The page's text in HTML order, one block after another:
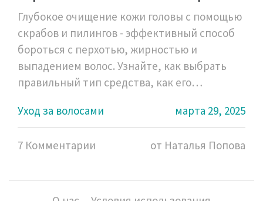
использовать правильно
Глубокое очищение кожи головы с помощью
скрабов и пилингов - эффективный способ
бороться с перхотью, жирностью и
выпадением волос. Узнайте, как выбрать
правильный тип средства, как его
действительно работают.
Уход за волосами марта 29, 2025
7 Комментарии от Наталья Попова